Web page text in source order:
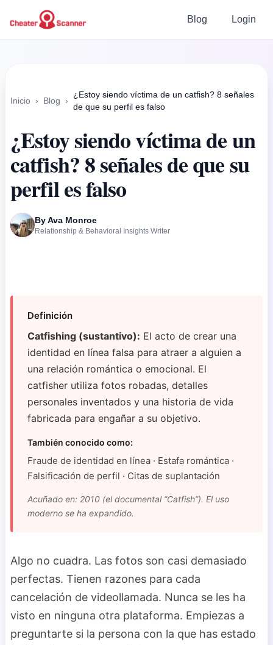
Blog Login
Inicio › Blog ›
¿Estoy siendo víctima de un catfish? 8 señales
de que su perfil es falso
¿Estoy siendo víctima de un
catfish? 8 señales de que su
perfil es falso
By Ava Monroe
Relationship & Behavioral Insights Writer
Definición
Catfishing (sustantivo): El acto de crear una
identidad en línea falsa para atraer a alguien a
una relación romántica o emocional. El
catfisher utiliza fotos robadas, detalles
personales inventados y una historia de vida
fabricada para engañar a su objetivo.
También conocido como:
Fraude de identidad en línea · Estafa romántica ·
Falsificación de perfil · Citas de suplantación
Acuñado en: 2010 (el documental “Catfish”). El uso
moderno se ha expandido.
Algo no cuadra. Las fotos son casi demasiado
perfectas. Tienen razones para cada
cancelación de videollamada. Nunca se les ha
visto en ninguna otra plataforma. Empiezas a
preguntarte si la persona con la que has estado